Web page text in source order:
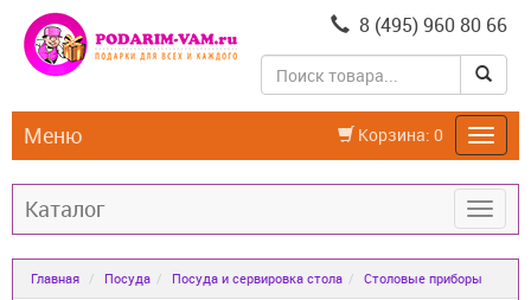
8 (495) 960 80 66
Корзина: 0
Меню
Каталог
Главная Посуда Посуда и сервировка стола Столовые приборы